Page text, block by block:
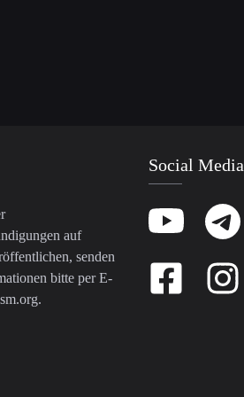
auf
senden
bitte per E-
.
Social Media